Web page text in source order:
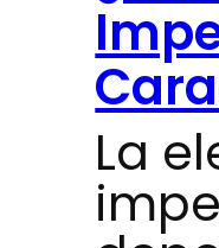
La